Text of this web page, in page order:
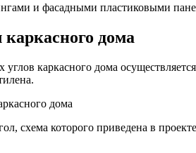
и фасадными пластиковыми
дома
углов каркасного дома
схема которого приведена в